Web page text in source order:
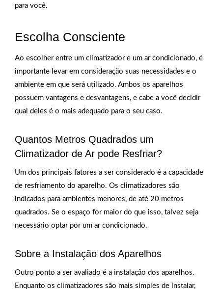
para você.
Escolha Consciente
Ao escolher entre um climatizador e um ar condicionado, é
importante levar em consideração suas necessidades e o
ambiente em que será utilizado. Ambos os aparelhos
possuem vantagens e desvantagens, e cabe a você decidir
qual deles é o mais adequado para o seu caso.
Quantos Metros Quadrados um
Climatizador de Ar pode Resfriar?
Um dos principais fatores a ser considerado é a capacidade
de resfriamento do aparelho. Os climatizadores são
indicados para ambientes menores, de até 20 metros
quadrados. Se o espaço for maior do que isso, talvez seja
necessário optar por um ar condicionado.
Sobre a Instalação dos Aparelhos
Outro ponto a ser avaliado é a instalação dos aparelhos.
Enquanto os climatizadores são mais simples de instalar,